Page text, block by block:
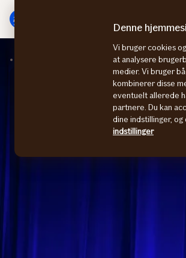
Mød vores
Denne
Vi bruger cookies
at analysere
medier. Vi bruger
kombinerer disse
eventuelt allerede
partnere. Du kan
dine indstillinger,
indstillinger